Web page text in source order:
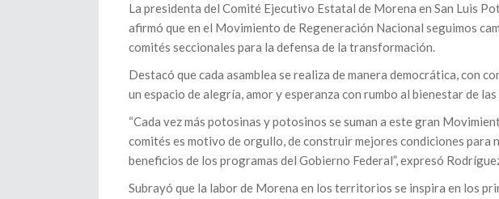
La presidenta del Comité Ejecutivo Estatal de Morena en San Luis
afirmó que en el Movimiento de Regeneración Nacional seguimos
comités seccionales para la defensa de la transformación.
Destacó que cada asamblea se realiza de manera democrática, con
un espacio de alegría, amor y esperanza con rumbo al bienestar de
“Cada vez más potosinas y potosinos se suman a este gran
comités es motivo de orgullo, de construir mejores condiciones para
beneficios de los programas del Gobierno Federal”, expresó
Subrayó que la labor de Morena en los territorios se inspira en los